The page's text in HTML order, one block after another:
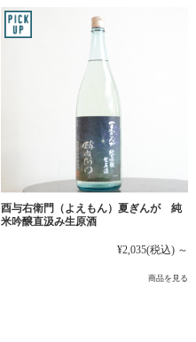
酉与右衛門（よえもん）夏ぎんが 純
米吟醸直汲み生原酒
¥2,035(税込) ～
商品を見る